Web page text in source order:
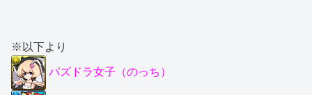
※以下より
パズドラ女子（のっち）